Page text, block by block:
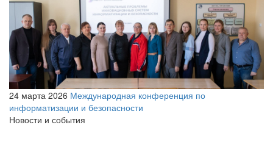
24 марта 2026 Международная конференция по
информатизации и безопасности
Новости и события